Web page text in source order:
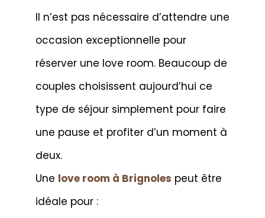
Il n’est pas nécessaire d’attendre une
occasion exceptionnelle pour
réserver une love room. Beaucoup de
couples choisissent aujourd’hui ce
type de séjour simplement pour faire
une pause et profiter d’un moment à
deux.
Une love room à Brignoles peut être
idéale pour :